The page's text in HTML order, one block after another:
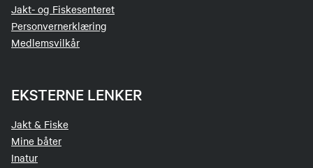
Jakt- og Fiskesenteret
Personvernerklæring
Medlemsvilkår
EKSTERNE LENKER
Jakt & Fiske
Mine båter
Inatur